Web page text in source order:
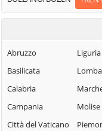
Bieno
Bocenago
Bondone
Borgo Chiese
Borgo d'Anaunia
Borgo Lares
Grigno
Isera
Lavis
Ledro
Levico
Abruzzo
Basilicata
Calabria
Campania
Città del Vaticano
Liguria
Molise